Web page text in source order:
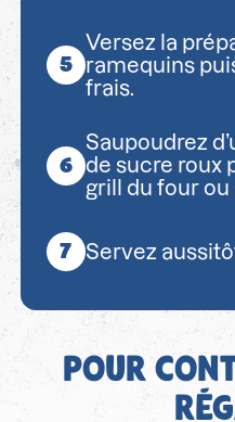
Versez la
ramequins
frais.
Saupoudrez
de sucre roux
grill du four
Servez
POUR